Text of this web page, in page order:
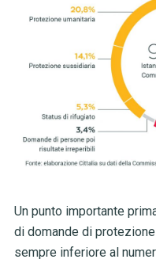
Un punto importante
di domande di
sempre inferiore al